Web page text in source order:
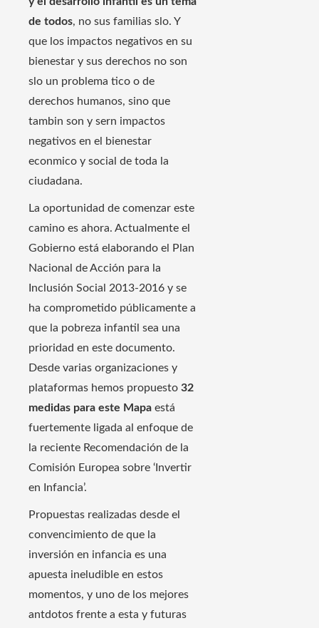
de todos, no sus familias slo. Y
que los impactos negativos en su
bienestar y sus derechos no son
slo un problema tico o de
derechos humanos, sino que
tambin son y sern impactos
negativos en el bienestar
econmico y social de toda la
ciudadana.
La oportunidad de comenzar este
camino es ahora. Actualmente el
Gobierno está elaborando el Plan
Nacional de Acción para la
Inclusión Social 2013-2016 y se
ha comprometido públicamente a
que la pobreza infantil sea una
prioridad en este documento.
Desde varias organizaciones y
plataformas hemos propuesto 32
medidas para este Mapa está
fuertemente ligada al enfoque de
la reciente Recomendación de la
Comisión Europea sobre ‘Invertir
en Infancia’.
Propuestas realizadas desde el
convencimiento de que la
inversión en infancia es una
apuesta ineludible en estos
momentos, y uno de los mejores
antdotos frente a esta y futuras